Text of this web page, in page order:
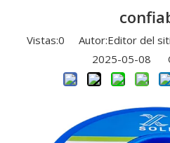
Vistas:0 Autor:Editor del
2025-05-08